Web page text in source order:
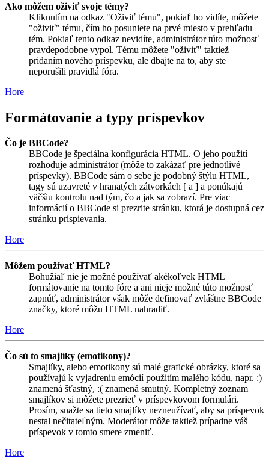
Ako môžem oživiť svoje témy?
Kliknutím na odkaz "Oživiť tému", pokiaľ ho vidíte, môžete
"oživiť" tému, čím ho posuniete na prvé miesto v prehľadu
tém. Pokiaľ tento odkaz nevidíte, administrátor túto možnosť
pravdepodobne vypol. Tému môžete "oživiť" taktiež
pridaním nového príspevku, ale dbajte na to, aby ste
neporušili pravidlá fóra.
Hore
Formátovanie a typy príspevkov
Čo je BBCode?
BBCode je špeciálna konfigurácia HTML. O jeho použití
rozhoduje administrátor (môže to zakázať pre jednotlivé
príspevky). BBCode sám o sebe je podobný štýlu HTML,
tagy sú uzavreté v hranatých zátvorkách [ a ] a ponúkajú
väčšiu kontrolu nad tým, čo a jak sa zobrazí. Pre viac
informácií o BBCode si prezrite stránku, ktorá je dostupná cez
stránku prispievania.
Hore
Môžem používať HTML?
Bohužiaľ nie je možné používať akékoľvek HTML
formátovanie na tomto fóre a ani nieje možné túto možnosť
zapnúť, administrátor však môže definovať zvláštne BBCode
značky, ktoré môžu HTML nahradiť.
Hore
Čo sú to smajlíky (emotikony)?
Smajlíky, alebo emotikony sú malé grafické obrázky, ktoré sa
používajú k vyjadreniu emócií použitím malého kódu, napr. :)
znamená šťastný, :( znamená smutný. Kompletný zoznam
smajlíkov si môžete prezrieť v príspevkovom formulári.
Prosím, snažte sa tieto smajlíky nezneužívať, aby sa príspevok
nestal nečitateľným. Moderátor môže taktiež prípadne váš
príspevok v tomto smere zmeniť.
Hore